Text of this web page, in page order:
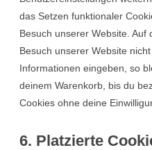
das Setzen funktionaler
Besuch unserer Website. Auf
Besuch unserer Website
Informationen eingeben, so
deinem Warenkorb, bis du
Cookies ohne deine
6. Platzierte